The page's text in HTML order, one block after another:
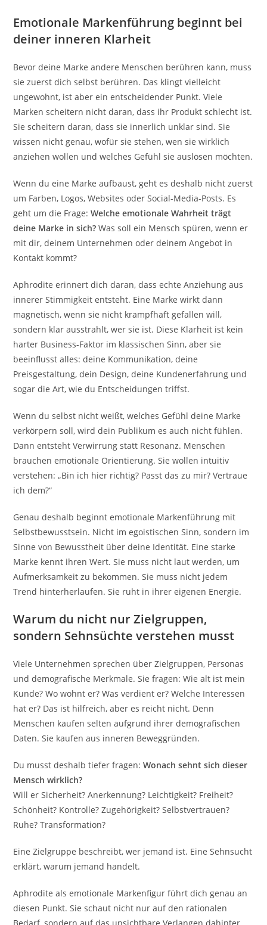
Emotionale Markenführung beginnt bei
deiner inneren Klarheit
Bevor deine Marke andere Menschen berühren kann, muss
sie zuerst dich selbst berühren. Das klingt vielleicht
ungewohnt, ist aber ein entscheidender Punkt. Viele
Marken scheitern nicht daran, dass ihr Produkt schlecht ist.
Sie scheitern daran, dass sie innerlich unklar sind. Sie
wissen nicht genau, wofür sie stehen, wen sie wirklich
anziehen wollen und welches Gefühl sie auslösen möchten.
Wenn du eine Marke aufbaust, geht es deshalb nicht zuerst
um Farben, Logos, Websites oder Social-Media-Posts. Es
geht um die Frage:Welche emotionale Wahrheit trägt
deine Marke in sich? Was soll ein Mensch spüren, wenn er
mit dir, deinem Unternehmen oder deinem Angebot in
Kontakt kommt?
Aphrodite erinnert dich daran, dass echte Anziehung aus
innerer Stimmigkeit entsteht. Eine Marke wirkt dann
magnetisch, wenn sie nicht krampfhaft gefallen will,
sondern klar ausstrahlt, wer sie ist. Diese Klarheit ist kein
harter Business-Faktor im klassischen Sinn, aber sie
beeinflusst alles: deine Kommunikation, deine
Preisgestaltung, dein Design, deine Kundenerfahrung und
sogar die Art, wie du Entscheidungen triffst.
Wenn du selbst nicht weißt, welches Gefühl deine Marke
verkörpern soll, wird dein Publikum es auch nicht fühlen.
Dann entsteht Verwirrung statt Resonanz. Menschen
brauchen emotionale Orientierung. Sie wollen intuitiv
verstehen: „Bin ich hier richtig? Passt das zu mir? Vertraue
ich dem?“
Genau deshalb beginnt emotionale Markenführung mit
Selbstbewusstsein. Nicht im egoistischen Sinn, sondern im
Sinne von Bewusstheit über deine Identität. Eine starke
Marke kennt ihren Wert. Sie muss nicht laut werden, um
Aufmerksamkeit zu bekommen. Sie muss nicht jedem
Trend hinterherlaufen. Sie ruht in ihrer eigenen Energie.
Warum du nicht nur Zielgruppen,
sondern Sehnsüchte verstehen musst
Viele Unternehmen sprechen über Zielgruppen, Personas
und demografische Merkmale. Sie fragen: Wie alt ist mein
Kunde? Wo wohnt er? Was verdient er? Welche Interessen
hat er? Das ist hilfreich, aber es reicht nicht. Denn
Menschen kaufen selten aufgrund ihrer demografischen
Daten. Sie kaufen aus inneren Beweggründen.
Du musst deshalb tiefer fragen:Wonach sehnt sich dieser
Mensch wirklich?
Will er Sicherheit? Anerkennung? Leichtigkeit? Freiheit?
Schönheit? Kontrolle? Zugehörigkeit? Selbstvertrauen?
Ruhe? Transformation?
Eine Zielgruppe beschreibt, wer jemand ist. Eine Sehnsucht
erklärt, warum jemand handelt.
Aphrodite als emotionale Markenfigur führt dich genau an
diesen Punkt. Sie schaut nicht nur auf den rationalen